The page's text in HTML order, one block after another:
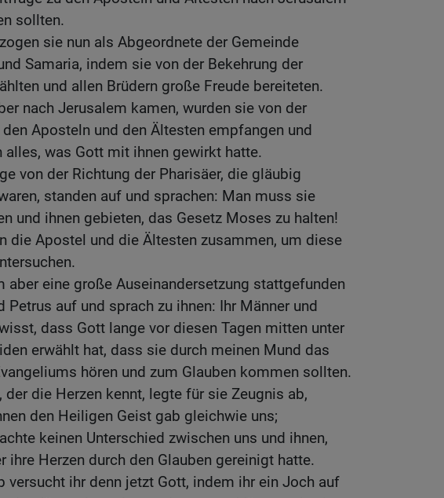
sollten.
sie nun als Abgeordnete der Gemeinde
Samaria, indem sie von der Bekehrung der
und allen Brüdern große Freude bereiteten.
nach Jerusalem kamen, wurden sie von der
den Aposteln und den Ältesten empfangen und
alles, was Gott mit ihnen gewirkt hatte.
von der Richtung der Pharisäer, die gläubig
standen auf und sprachen: Man muss sie
und ihnen gebieten, das Gesetz Moses zu halten!
die Apostel und die Ältesten zusammen, um diese
aber eine große Auseinandersetzung stattgefunden
Petrus auf und sprach zu ihnen: Ihr Männer und
dass Gott lange vor diesen Tagen mitten unter
erwählt hat, dass sie durch meinen Mund das
hören und zum Glauben kommen sollten.
der die Herzen kennt, legte für sie Zeugnis ab,
den Heiligen Geist gab gleichwie uns;
keinen Unterschied zwischen uns und ihnen,
ihre Herzen durch den Glauben gereinigt hatte.
versucht ihr denn jetzt Gott, indem ihr ein Joch auf